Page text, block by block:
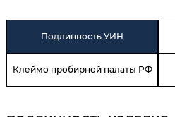
Подлинность УИН
Клеймо пробирной палаты РФ